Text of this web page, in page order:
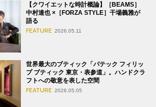
【クワイエットな時計概論】［BEAMS］
中村達也 ×［FORZA STYLE］干場義雅が
語る
FEATURE 2026.05.11
世界最大のブティック「パテック フィリッ
プ ブティック 東京・表参道」。ハンドクラ
フトへの敬意を表した空間
FEATURE 2026.05.05